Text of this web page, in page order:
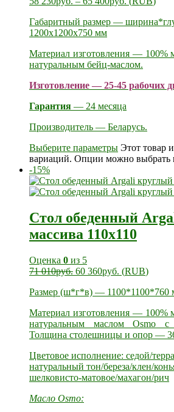
Габаритный размер —
1200х1200х750 мм
Материал изготовления — 100%
натуральным бейц-маслом.
Изготовление — 25-45 рабочих
Гарантия — 24 месяца
Производитель — Беларусь.
Выберите параметры Этот товар
вариаций. Опции можно выбрать
-15%
Стол обеденный
массива 110х110
Оценка 0 из 5
71 010руб. 60 360руб. (RUB)
Размер (ш*г*в) — 1100*1100*760
Материал изготовления — 100%
натуральным маслом Osmo с
Толщина столешницы и опор —
Цветовое исполнение: седой/
натуральный тон/береза/клен/
шелковисто-матовое/махагон/рич
Масло Osmo: